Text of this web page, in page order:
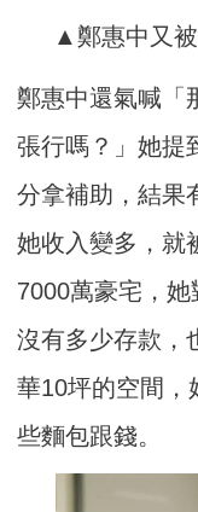
▲鄭惠中又被
鄭惠中還氣喊「
張行嗎？」她提
分拿補助，結果
她收入變多，就
7000萬豪宅，
沒有多少存款，
華10坪的空間，
些麵包跟錢。